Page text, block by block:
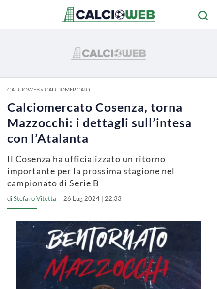
CALCIOWEB» CALCIOMERCATO
Calciomercato Cosenza, torna
Mazzocchi: i dettagli sull’intesa
con l’Atalanta
Il Cosenza ha ufficializzato un ritorno
importante per la prossima stagione nel
campionato di Serie B
diStefano Vitetta 26 Lug 2024 | 22:33